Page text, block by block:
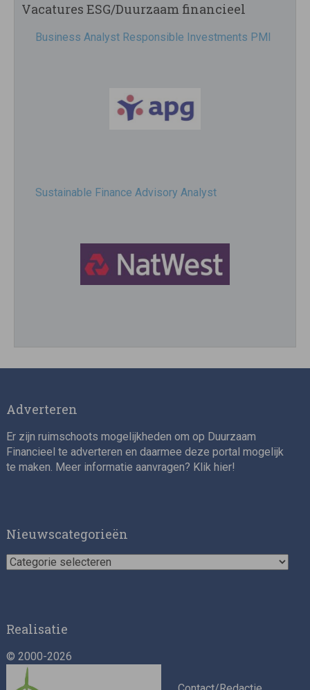
Vacatures ESG/Duurzaam financieel
Business Analyst Responsible Investments PMI
Sustainable Finance Advisory Analyst
Director, Impact Investing
Asset Management Internship – Responsible
Adverteren
Er zijn ruimschoots mogelijkheden om op Duurzaam
Financieel te adverteren en daarmee deze portal mogelijk
te maken. Meer informatie aanvragen? Klik hier!
Nieuwscategorieën
Nieuwscategorieën
Realisatie
© 2000-2026